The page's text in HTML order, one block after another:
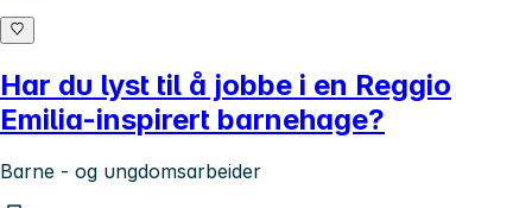
Har du lyst til å jobbe i en Reggio
Emilia-inspirert barnehage?
Barne - og ungdomsarbeider